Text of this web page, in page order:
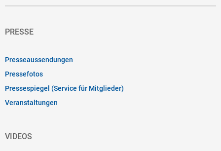
PRESSE
Presseaussendungen
Pressefotos
Pressespiegel (Service für Mitglieder)
Veranstaltungen
VIDEOS